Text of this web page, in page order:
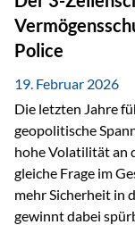
Währungen: +56,6
solides…
Police
19. Februar 2026
Die letzten Jahre
geopolitische
hohe Volatilität an
gleiche Frage im
mehr Sicherheit in
gewinnt dabei